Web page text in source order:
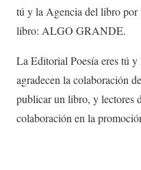
tú y la Agencia del libro
libro: ALGO GRANDE.
La Editorial Poesía eres tú
agradecen la colaboración
publicar un libro, y
colaboración en la